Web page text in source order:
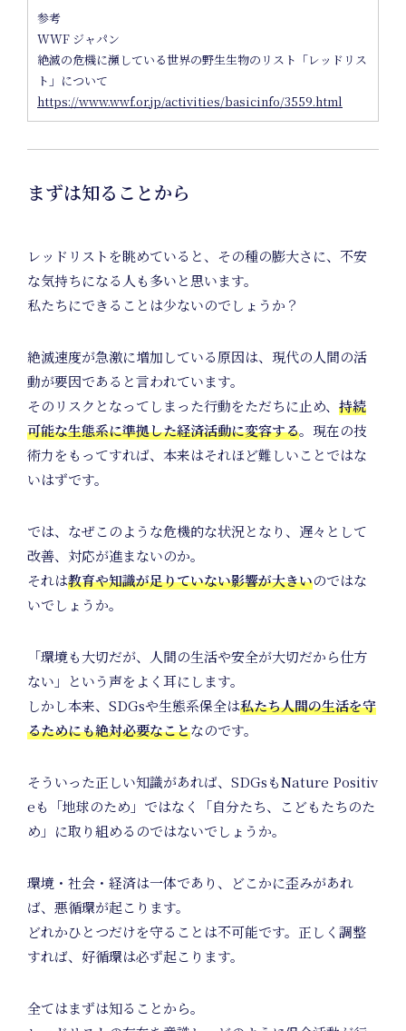
参考
WWF ジャパン
絶滅の危機に瀕している世界の野生生物のリスト「レッドリス
ト」について
https://www.wwf.or.jp/activities/basicinfo/3559.html
まずは知ることから
レッドリストを眺めていると、その種の膨大さに、不安
な気持ちになる人も多いと思います。
私たちにできることは少ないのでしょうか？
絶滅速度が急激に増加している原因は、現代の人間の活
動が要因であると言われています。
そのリスクとなってしまった行動をただちに止め、 持続
可能な生態系に準拠した経済活動に変容する。現在の技
術力をもってすれば、本来はそれほど難しいことではな
いはずです。
では、なぜこのような危機的な状況となり、遅々として
改善、対応が進まないのか。
それは教育や知識が足りていない影響が大きいのではな
いでしょうか。
「環境も大切だが、人間の生活や安全が大切だから仕方
ない」という声をよく耳にします。
しかし本来、SDGsや生態系保全は私たち人間の生活を守
るためにも絶対必要なことなのです。
そういった正しい知識があれば、SDGsもNature Positiv
eも「地球のため」ではなく「自分たち、こどもたちのた
め」に取り組めるのではないでしょうか。
環境・社会・経済は一体であり、どこかに歪みがあれ
ば、悪循環が起こります。
どれかひとつだけを守ることは不可能です。正しく調整
すれば、好循環は必ず起こります。
全てはまずは知ることから。